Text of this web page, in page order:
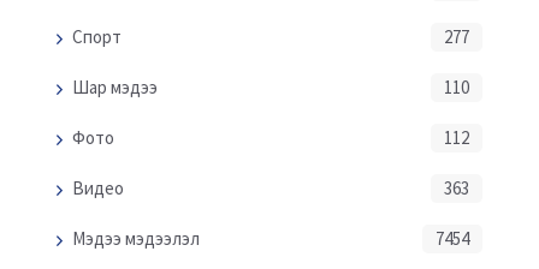
Спорт 277
Шар мэдээ 110
Фото 112
Видео 363
Мэдээ мэдээлэл 7454